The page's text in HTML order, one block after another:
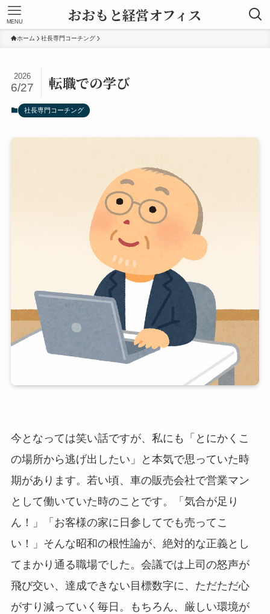
おおもと経営オフィス
MENU
ホーム 社長専門コーチング
転職での学び
2026
6/27
社長専門コーチング
今となっては笑い話ですが、私にも「とにかくこ
の場所から逃げ出したい」と本気で思っていた時
期があります。若い頃、車の販売会社で営業マン
として働いていた時のことです。「気合が足り
ん！」「お客様の家に日参してでも売ってこ
い！」そんな昭和の根性論が、絶対的な正義とし
てまかり通る職場でした。会議では上司の怒声が
飛び交い、達成できない目標数字に、ただただ心
がすり減っていく毎日。もちろん、厳しい環境が